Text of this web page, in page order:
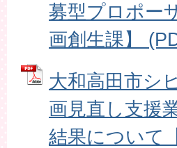
募型プロポー
画創生課】
大和高田市シ
画見直し支援
結果について